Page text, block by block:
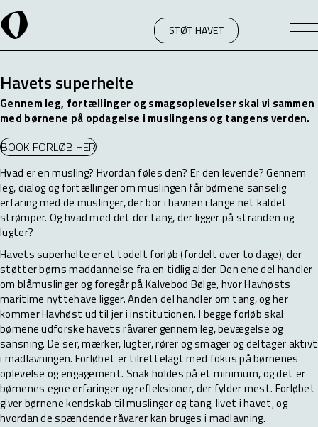
STØT HAVET
Havets superhelte
Gennem leg, fortællinger og smagsoplevelser skal vi sammen
med børnene på opdagelse i muslingens og tangens verden.
BOOK FORLØB HER
Hvad er en musling? Hvordan føles den? Er den levende? Gennem
leg, dialog og fortællinger om muslingen får børnene sanselig
erfaring med de muslinger, der bor i havnen i lange net kaldet
strømper. Og hvad med det der tang, der ligger på stranden og
lugter?
Havets superhelte er et todelt forløb (fordelt over to dage), der
støtter børns maddannelse fra en tidlig alder. Den ene del handler
om blåmuslinger og foregår på Kalvebod Bølge, hvor Havhøsts
maritime nyttehave ligger. Anden del handler om tang, og her
kommer Havhøst ud til jer i institutionen. I begge forløb skal
børnene udforske havets råvarer gennem leg, bevægelse og
sansning. De ser, mærker, lugter, rører og smager og deltager aktivt
i madlavningen. Forløbet er tilrettelagt med fokus på børnenes
oplevelse og engagement. Snak holdes på et minimum, og det er
børnenes egne erfaringer og refleksioner, der fylder mest. Forløbet
giver børnene kendskab til muslinger og tang, livet i havet, og
hvordan de spændende råvarer kan bruges i madlavning.